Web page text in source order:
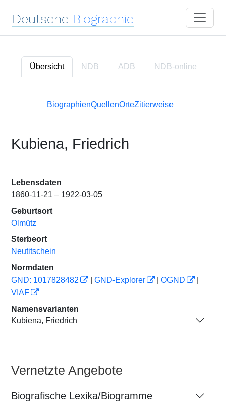
Deutsche Biographie
Übersicht NDB ADB NDB-online
BiographienQuellenOrteZitierweise
Kubiena, Friedrich
Lebensdaten
1860-11-21 – 1922-03-05
Geburtsort
Olmütz
Sterbeort
Neutitschein
Normdaten
GND: 1017828482
GND-Explorer OGND
VIAF
Namensvarianten
Kubiena, Friedrich
Vernetzte Angebote
Biografische Lexika/Biogramme